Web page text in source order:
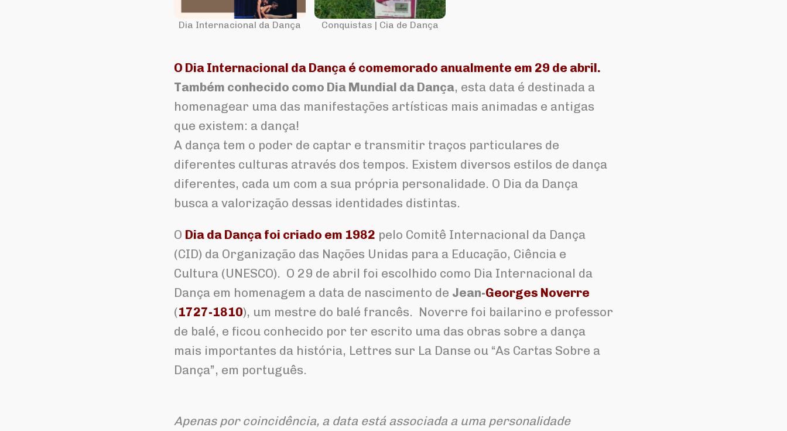
Dia Internacional da Dança Conquistas | Cia de Dança
O Dia Internacional da Dança é comemorado anualmente em 29 de abril.
Também conhecido como Dia Mundial da Dança, esta data é destinada a
homenagear uma das manifestações artísticas mais animadas e antigas
que existem: a dança!
A dança tem o poder de captar e transmitir traços particulares de
diferentes culturas através dos tempos. Existem diversos estilos de dança
diferentes, cada um com a sua própria personalidade. O Dia da Dança
busca a valorização dessas identidades distintas.
O Dia da Dança foi criado em 1982 pelo Comitê Internacional da Dança
(CID) da Organização das Nações Unidas para a Educação, Ciência e
Cultura (UNESCO). O 29 de abril foi escolhido como Dia Internacional da
Dança em homenagem a data de nascimento de Jean-Georges Noverre
(1727-1810), um mestre do balé francês. Noverre foi bailarino e professor
de balé, e ficou conhecido por ter escrito uma das obras sobre a dança
mais importantes da história, Lettres sur La Danse ou “As Cartas Sobre a
Dança”, em português.
Apenas por coincidência, a data está associada a uma personalidade